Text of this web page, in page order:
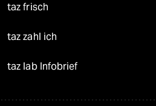
taz frisch
taz zahl ich
taz lab Infobrief